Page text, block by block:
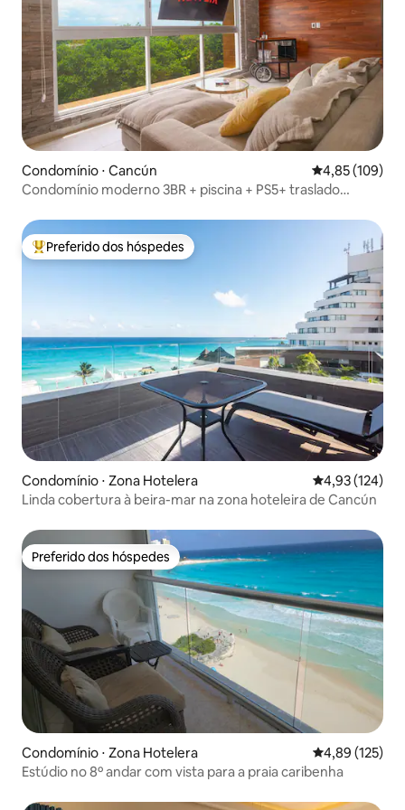
Condomínio ⋅ Cancún 4,85 de uma
4,85 (109)
Condomínio moderno 3BR + piscina + PS5+ traslado
Entre os melhores preferidos dos hóspedes
Preferido dos hóspedes
Condomínio ⋅ Zona Hotelera 4,93 de uma
4,93 (124)
Linda cobertura à beira-mar na zona hoteleira de Cancún
Preferido dos hóspedes
Preferido dos hóspedes
Condomínio ⋅ Zona Hotelera 4,89 de uma
4,89 (125)
Estúdio no 8º andar com vista para a praia caribenha